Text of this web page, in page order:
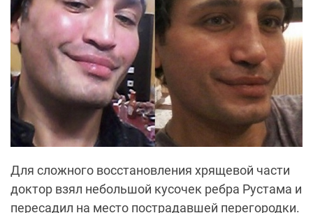
Для сложного восстановления хрящевой части
доктор взял небольшой кусочек ребра Рустама и
пересадил на место пострадавшей перегородки.